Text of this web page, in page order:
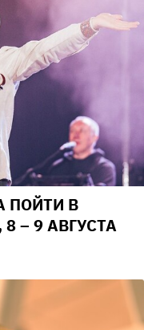
ПОЙТИ В
– 9 АВГУСТА